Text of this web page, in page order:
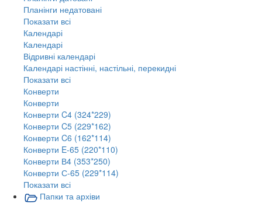
Планінги недатовані
Показати всі
Календарі
Календарі
Відривні календарі
Календарі настінні, настільні, перекидні
Показати всі
Конверти
Конверти
Конверти C4 (324*229)
Конверти C5 (229*162)
Конверти C6 (162*114)
Конверти E-65 (220*110)
Конверти В4 (353*250)
Конверти С-65 (229*114)
Показати всі
Папки та архіви